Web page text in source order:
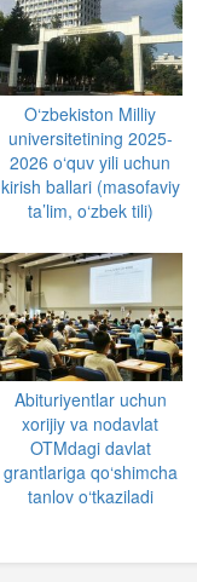
O‘zbekiston Milliy
universitetining 2025-
2026 o‘quv yili uchun
kirish ballari (masofaviy
ta’lim, o‘zbek tili)
Abituriyentlar uchun
xorijiy va nodavlat
OTMdagi davlat
grantlariga qo‘shimcha
tanlov o‘tkaziladi